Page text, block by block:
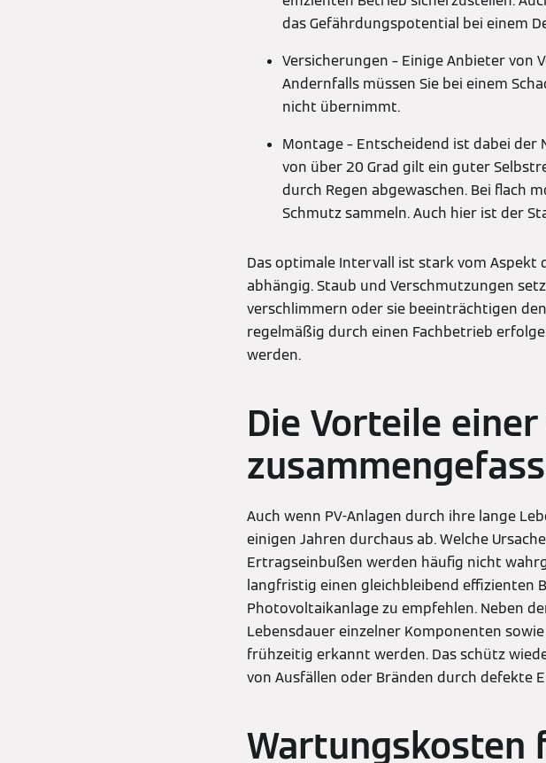
das Gefährdungspotential bei einem
Versicherungen – Einige Anbieter von
Andernfalls müssen Sie bei einem
nicht übernimmt.
Montage – Entscheidend ist dabei der
von über 20 Grad gilt ein guter
durch Regen abgewaschen. Bei flach
Schmutz sammeln. Auch hier ist der
Das optimale Intervall ist stark vom
abhängig. Staub und Verschmutzungen
verschlimmern oder sie beeinträchtigen
regelmäßig durch einen Fachbetrieb
werden.
Die Vorteile
Auch wenn PV-Anlagen durch ihre lange
einigen Jahren durchaus ab. Welche
Ertragseinbußen werden häufig nicht
langfristig einen gleichbleibend effizienten
Photovoltaikanlage zu empfehlen. Neben
Lebensdauer einzelner Komponenten
frühzeitig erkannt werden. Das schütz
von Ausfällen oder Bränden durch defekte
Wartungskosten